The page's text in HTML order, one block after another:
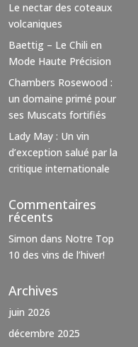
Le nectar des coteaux
volcaniques
Baettig – Le Chili en
Mode Haute Précision
Chambers Rosewood :
un domaine primé pour
ses Muscats fortifiés
Lady May : Un vin
d’exception salué par la
critique internationale
Commentaires
récents
Simon dans Notre Top
10 des vins de l’hiver!
Archives
juin 2026
décembre 2025